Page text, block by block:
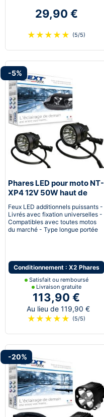
29,90 €
★ ★ ★ ★ ★ (5/5)
-5%
Phares LED pour moto NT-
XP4 12V 50W haut de
gamme - noir
Feux LED additionnels puissants -
Livrés avec fixation universelles -
Compatibles avec toutes motos
du marché - Type longue portée
Conditionnement : X2 Phares
Satisfait ou remboursé
Livraison gratuite
113,90 €
Au lieu de 119,90 €
★ ★ ★ ★ ★ (5/5)
-20%